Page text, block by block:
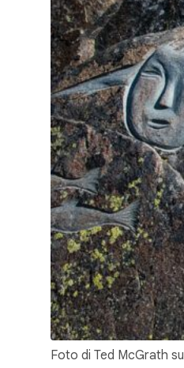
Foto di Ted McGrath su